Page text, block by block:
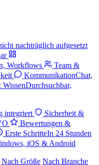
nachträglich aufgesetzt
Workflows
Team &
KommunikationChat,
Durchsuchbar,
integriert
Sicherheit &
Bewertungen &
Erste SchritteIn 24 Stunden
iOS & Android
Nach Größe Nach Branche